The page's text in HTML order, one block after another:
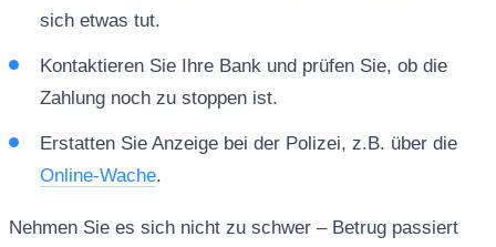
sich etwas tut.
Kontaktieren Sie Ihre Bank und prüfen Sie, ob die
Zahlung noch zu stoppen ist.
Erstatten Sie Anzeige bei der Polizei, z.B. über die
Online-Wache.
Nehmen Sie es sich nicht zu schwer – Betrug passiert